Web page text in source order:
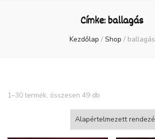
Címke:ballagás
Kezdőlap / Shop / ballagás
1–30 termék, összesen 49 db